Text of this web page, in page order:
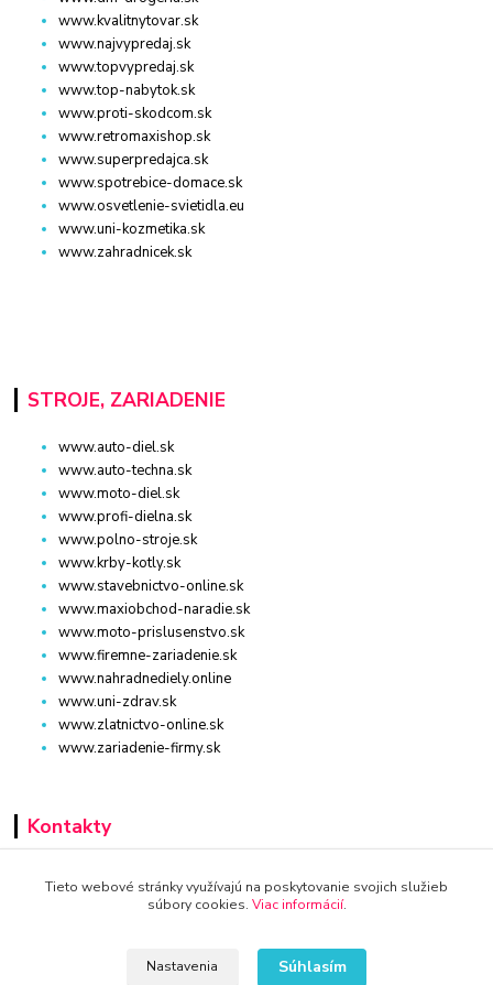
www.kvalitnytovar.sk
www.najvypredaj.sk
www.topvypredaj.sk
www.top-nabytok.sk
www.proti-skodcom.sk
www.retromaxishop.sk
www.superpredajca.sk
www.spotrebice-domace.sk
www.osvetlenie-svietidla.eu
www.uni-kozmetika.sk
www.zahradnicek.sk
STROJE, ZARIADENIE
www.auto-diel.sk
www.auto-techna.sk
www.moto-diel.sk
www.profi-dielna.sk
www.polno-stroje.sk
www.krby-kotly.sk
www.stavebnictvo-online.sk
www.maxiobchod-naradie.sk
www.moto-prislusenstvo.sk
www.firemne-zariadenie.sk
www.nahradnediely.online
www.uni-zdrav.sk
www.zlatnictvo-online.sk
www.zariadenie-firmy.sk
Kontakty
+421 940 949 000
Tieto webové stránky využívajú na poskytovanie svojich služieb
súbory cookies. Viac informácií.
Nastavenia Súhlasím